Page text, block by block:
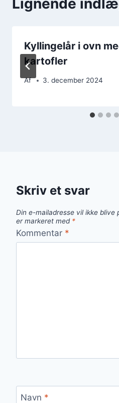
Kyllingelår i ovn
kartofler
Af 3. december 2024
Skriv et svar
Din e-mailadresse vil ikke blive
er markeret med *
Kommentar *
Navn *